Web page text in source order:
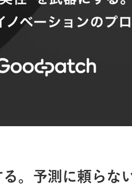
。予測に頼らな